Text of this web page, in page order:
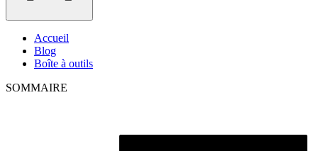
Accueil
Blog
Boîte à outils
SOMMAIRE